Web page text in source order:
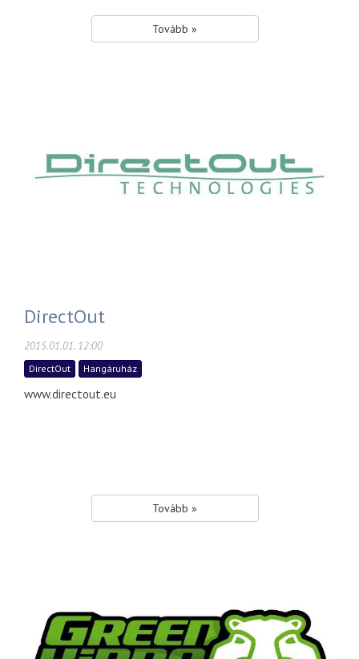
Tovább »
DirectOut
2015.01.01. 12:00
DirectOut Hangáruház
www.directout.eu
Tovább »